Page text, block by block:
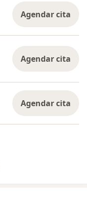
Agendar cita
Agendar cita
Agendar cita